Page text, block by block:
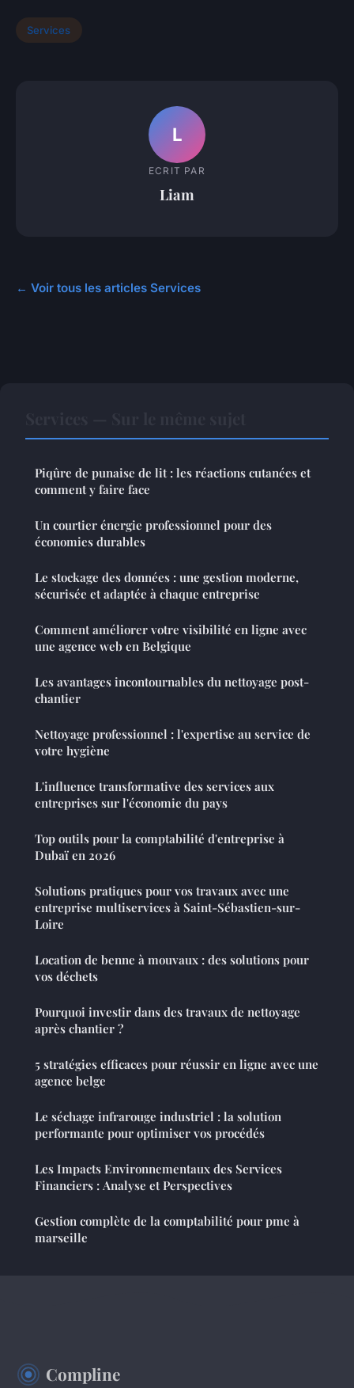
Services
L
ECRIT PAR
Liam
← Voir tous les articles Services
Piqûre de punaise de lit : les réactions cutanées et
comment y faire face
Un courtier énergie professionnel pour des
économies durables
Le stockage des données : une gestion moderne,
sécurisée et adaptée à chaque entreprise
Comment améliorer votre visibilité en ligne avec
une agence web en Belgique
Les avantages incontournables du nettoyage post-
chantier
Nettoyage professionnel : l'expertise au service de
votre hygiène
L'influence transformative des services aux
entreprises sur l'économie du pays
Top outils pour la comptabilité d'entreprise à
Dubaï en 2026
Solutions pratiques pour vos travaux avec une
entreprise multiservices à Saint-Sébastien-sur-
Loire
Location de benne à mouvaux : des solutions pour
vos déchets
Pourquoi investir dans des travaux de nettoyage
après chantier ?
5 stratégies efficaces pour réussir en ligne avec une
agence belge
Le séchage infrarouge industriel : la solution
performante pour optimiser vos procédés
Les Impacts Environnementaux des Services
Financiers : Analyse et Perspectives
Gestion complète de la comptabilité pour pme à
marseille
Compline